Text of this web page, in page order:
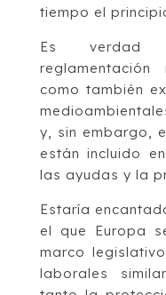
tiempo el
Es verdad
como también
y, sin embargo,
están incluido
las ayudas y la
Estaría
el que Europa
marco
laborales